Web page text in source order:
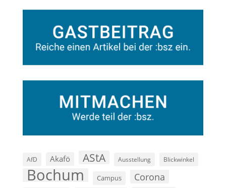
AfD Akafö AStA Ausstellung Blickwinkel
Bochum Campus Corona